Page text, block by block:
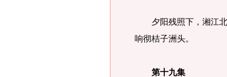
夕阳残照下，湘江北
响彻桔子洲头。
第十九集